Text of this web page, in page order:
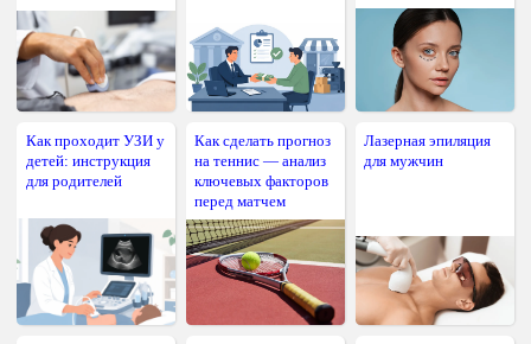
Как проходит УЗИ у
детей: инструкция
для родителей
Как сделать прогноз
на теннис — анализ
ключевых факторов
перед матчем
Лазерная эпиляция
для мужчин